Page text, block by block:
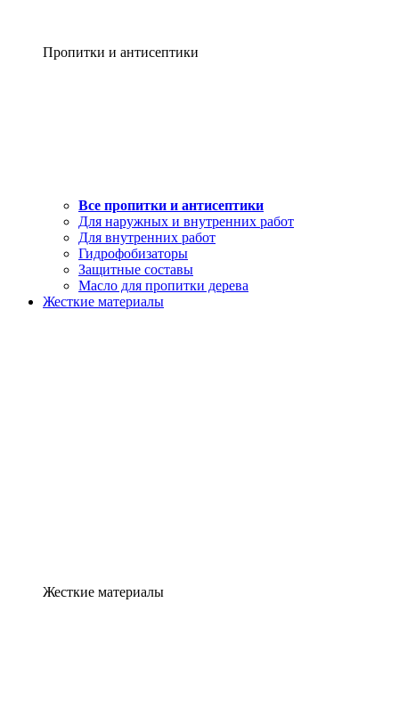
Пропитки и антисептики
Все пропитки и антисептики
Для наружных и внутренних работ
Для внутренних работ
Гидрофобизаторы
Защитные составы
Масло для пропитки дерева
Жесткие материалы
Жесткие материалы